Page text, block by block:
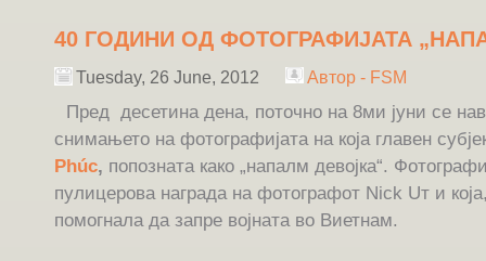
40 ГОДИНИ ОД ФОТОГРАФИЈАТА
Tuesday, 26 June, 2012 Автор - FSM
Пред десетина дена, поточно на 8ми јуни се
снимањето на фотографијата на која главен
Phúc, попозната како „напалм девојка“.
пулицерова награда на фотографот Nick Uт и
помогнала да запре војната во Виетнам.